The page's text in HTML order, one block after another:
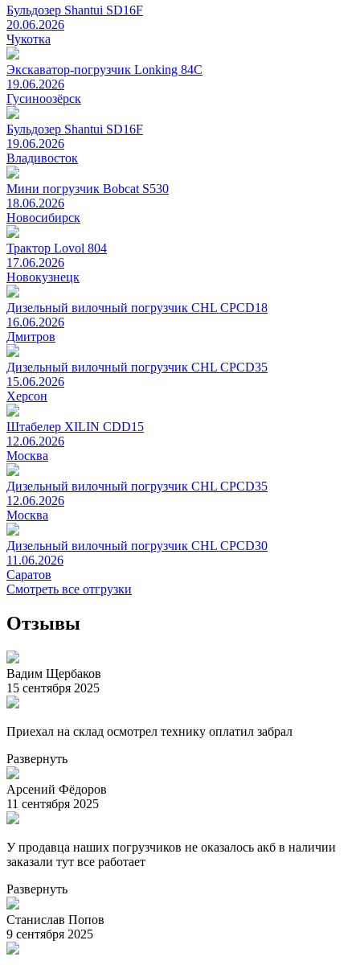
Бульдозер Shantui SD16F
20.06.2026
Чукотка
Экскаватор-погрузчик Lonking 84C
19.06.2026
Гусиноозёрск
Бульдозер Shantui SD16F
19.06.2026
Владивосток
Мини погрузчик Bobcat S530
18.06.2026
Новосибирск
Трактор Lovol 804
17.06.2026
Новокузнецк
Дизельный вилочный погрузчик CHL CPCD18
16.06.2026
Дмитров
Дизельный вилочный погрузчик CHL CPCD35
15.06.2026
Херсон
Штабелер XILIN CDD15
12.06.2026
Москва
Дизельный вилочный погрузчик CHL CPCD35
12.06.2026
Москва
Дизельный вилочный погрузчик CHL CPCD30
11.06.2026
Саратов
Смотреть все отгрузки
Отзывы
Вадим Щербаков
15 сентября 2025
Приехал на склад осмотрел технику оплатил забрал
Развернуть
Арсений Фёдоров
11 сентября 2025
У продавца наших погрузчиков не оказалось акб в наличии
заказали тут все работает
Развернуть
Станислав Попов
9 сентября 2025